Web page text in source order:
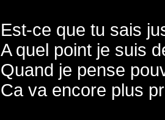
Est-ce que tu sais
A quel point je suis
Quand je pense
Ca va encore plus